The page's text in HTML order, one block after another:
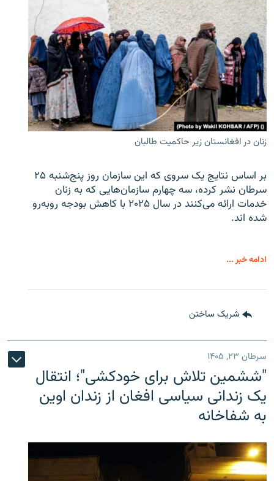
زنان در افغانستان زیر حاکمیت طالبان
بر اساس نتایج یک سروی که این سازمان روز پنج‌شنبه ۲۵
سرطان نشر کرده، سه چهارم سازمان‌هایی که به زنان
خدمات ارائه می‌کنند در سال ۲۰۲۵ با کاهش بودجه روبه‌رو
شده اند.
ادامه خبر ...
شریک ساختن
سرطان ۲۳, ۱۴۰۵
"ششمین تلاش برای خودکشی"؛ انتقال
یک زندانی سیاسی افغان از زندان اوین
به شفاخانه